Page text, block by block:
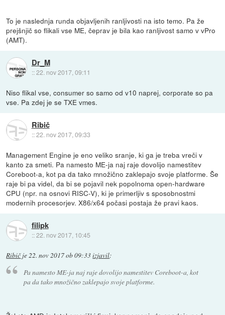
To je naslednja runda objavljenih ranljivosti na isto temo. Pa že
prejšnjič so flikali vse ME, čeprav je bila kao ranljivost samo v vPro
(AMT).
Dr_M
::22. nov 2017, 09:11
Niso flikal vse, consumer so samo od v10 naprej, corporate so pa
vse. Pa zdej je se TXE vmes.
Ribič
::22. nov 2017, 09:33
Management Engine je eno veliko sranje, ki ga je treba vreči v
kanto za smeti. Pa namesto ME-ja naj raje dovolijo namestitev
Coreboot-a, kot pa da tako množično zaklepajo svoje platforme. Še
raje bi pa videl, da bi se pojavil nek popolnoma open-hardware
CPU (npr. na osnovi RISC-V), ki je primerljiv s sposobnostmi
modernih procesorjev. X86/x64 počasi postaja že pravi kaos.
filipk
::22. nov 2017, 10:45
Ribičje22. nov 2017 ob 09:33izjavil:
Pa namesto ME-ja naj raje dovolijo namestitev Coreboot-a, kot
pa da tako množično zaklepajo svoje platforme.